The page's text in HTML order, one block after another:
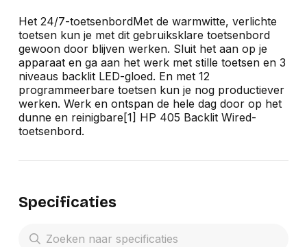
Het 24/7-toetsenbordMet de warmwitte, verlichte
toetsen kun je met dit gebruiksklare toetsenbord
gewoon door blijven werken. Sluit het aan op je
apparaat en ga aan het werk met stille toetsen en 3
niveaus backlit LED-gloed. En met 12
programmeerbare toetsen kun je nog productiever
werken. Werk en ontspan de hele dag door op het
dunne en reinigbare[1] HP 405 Backlit Wired-
toetsenbord.
Specificaties